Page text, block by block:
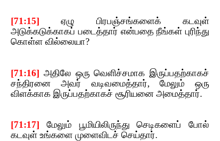
[71:15] ​​ஏழு பிரபஞ்சங்களைக் கடவுள்
அடுக்கடுக்காகப் படைத்தார் என்பதை நீங்கள் புரிந்து
கொள்ள வில்லையா?
[71:16] அதிலே ஒரு வெளிச்சமாக இருப்பதற்காகச்
சந்திரனை அவர் வடிவமைத்தார்,​​மேலும் ஒரு
விளக்காக இருப்பதற்காகச் சூரியனை அமைத்தார்.
[71:17]
மேலும் பூமியிலிருந்து செடிகளைப் போல்
கடவுள் உங்களை முளைவிடச் செய்தார்.